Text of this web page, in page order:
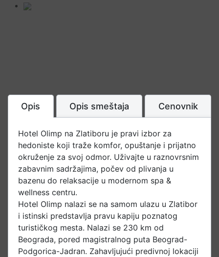
Opis Opis smeštaja Cenovnik
Hotel Olimp na Zlatiboru je pravi izbor za
hedoniste koji traže komfor, opuštanje i prijatno
okruženje za svoj odmor. Uživajte u raznovrsnim
zabavnim sadržajima, počev od plivanja u
bazenu do relaksacije u modernom spa &
wellness centru.
Hotel Olimp nalazi se na samom ulazu u Zlatibor
i istinski predstavlja pravu kapiju poznatog
turističkog mesta. Nalazi se 230 km od
Beograda, pored magistralnog puta Beograd-
Podgorica-Jadran. Zahavljujući predivnoj lokaciji